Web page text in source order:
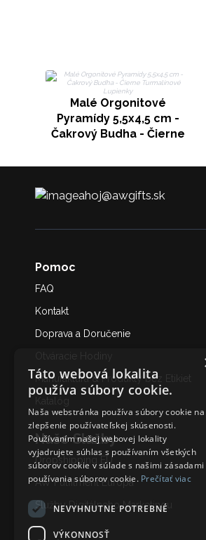
Malé Orgonitové
Pyramídy 5,5x4,5 cm -
Čakrový Budha - Čierne
ahoj@awgifts.sk
Pomoc
FAQ
Kontakt
Doprava a Doručenie
Manufaktúra & Produkty bez Etikiet
Naše Služby
Dropshipping EU
AW Fulfilment Európa
Služby Digitálneho Marketing
Táto webová lokalita
používa súbory cookie.
Naša webstránka používa súbory cookie na
zlepšenie používateľskej skúsenosti.
Používaním našej webovej lokality
vyjadrujete súhlas s používaním všetkých
súborov cookie v súlade s našimi zásadami
používania súborov cookie. Prečítať viac
NEVYHNUTNE POTREBNÉ
VÝKONNOSŤ